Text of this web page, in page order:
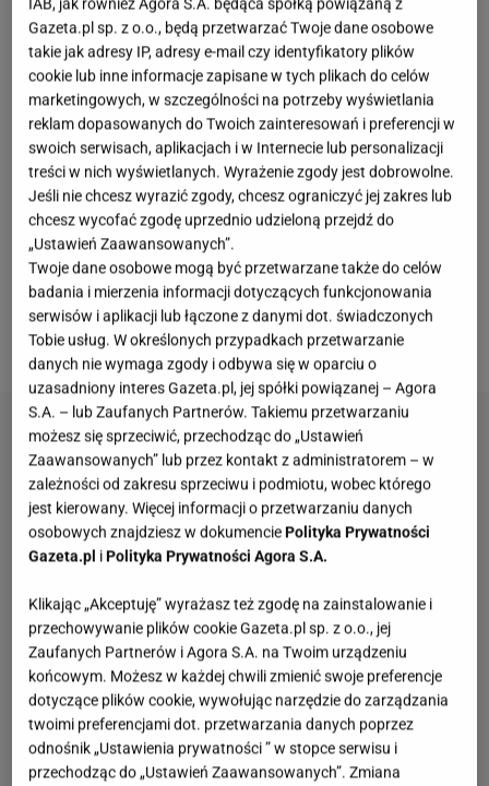
Shopperki charakteryzują się dużą pojemnością, co
sprawia, że są idealne na zakupy, do pracy, a nawet
na krótkie wyjazdy. Wykonane z wysokiej jakości
skóry, są nie tylko eleganckie, ale także wytrzymałe.
Co więcej, tego typu torebki są dostępne w wielu
kolorach i wzorach, co pozwala na łatwe
dopasowanie ich do twojego stylu i preferencji.
Niezmiennie polecamy modele w brązach i czerni,
które będą zawsze modne! Wybierz coś dla siebie,
korzystając z kodu rabatowego "gazeta.pl" dającego
aż 15% zniżki.
IAB, jak również Agora S.A. będąca spółką powiązaną z
Gazeta.pl sp. z o.o., będą przetwarzać Twoje dane osobowe
takie jak adresy IP, adresy e-mail czy identyfikatory plików
cookie lub inne informacje zapisane w tych plikach do celów
marketingowych, w szczególności na potrzeby wyświetlania
reklam dopasowanych do Twoich zainteresowań i preferencji w
swoich serwisach, aplikacjach i w Internecie lub personalizacji
treści w nich wyświetlanych. Wyrażenie zgody jest dobrowolne.
Jeśli nie chcesz wyrazić zgody, chcesz ograniczyć jej zakres lub
chcesz wycofać zgodę uprzednio udzieloną przejdź do
„Ustawień Zaawansowanych”.
Twoje dane osobowe mogą być przetwarzane także do celów
badania i mierzenia informacji dotyczących funkcjonowania
serwisów i aplikacji lub łączone z danymi dot. świadczonych
Tobie usług. W określonych przypadkach przetwarzanie
danych nie wymaga zgody i odbywa się w oparciu o
uzasadniony interes Gazeta.pl, jej spółki powiązanej – Agora
S.A. – lub Zaufanych Partnerów. Takiemu przetwarzaniu
możesz się sprzeciwić, przechodząc do „Ustawień
Zaawansowanych” lub przez kontakt z administratorem – w
zależności od zakresu sprzeciwu i podmiotu, wobec którego
jest kierowany. Więcej informacji o przetwarzaniu danych
osobowych znajdziesz w dokumenciePolityka Prywatności
Gazeta.pl iPolityka Prywatności Agora S.A.
Klikając „Akceptuję” wyrażasz też zgodę na zainstalowanie i
przechowywanie plików cookie Gazeta.pl sp. z o.o., jej
Zaufanych Partnerów i Agora S.A. na Twoim urządzeniu
końcowym. Możesz w każdej chwili zmienić swoje preferencje
dotyczące plików cookie, wywołując narzędzie do zarządzania
twoimi preferencjami dot. przetwarzania danych poprzez
odnośnik „Ustawienia prywatności ” w stopce serwisu i
przechodząc do „Ustawień Zaawansowanych”. Zmiana